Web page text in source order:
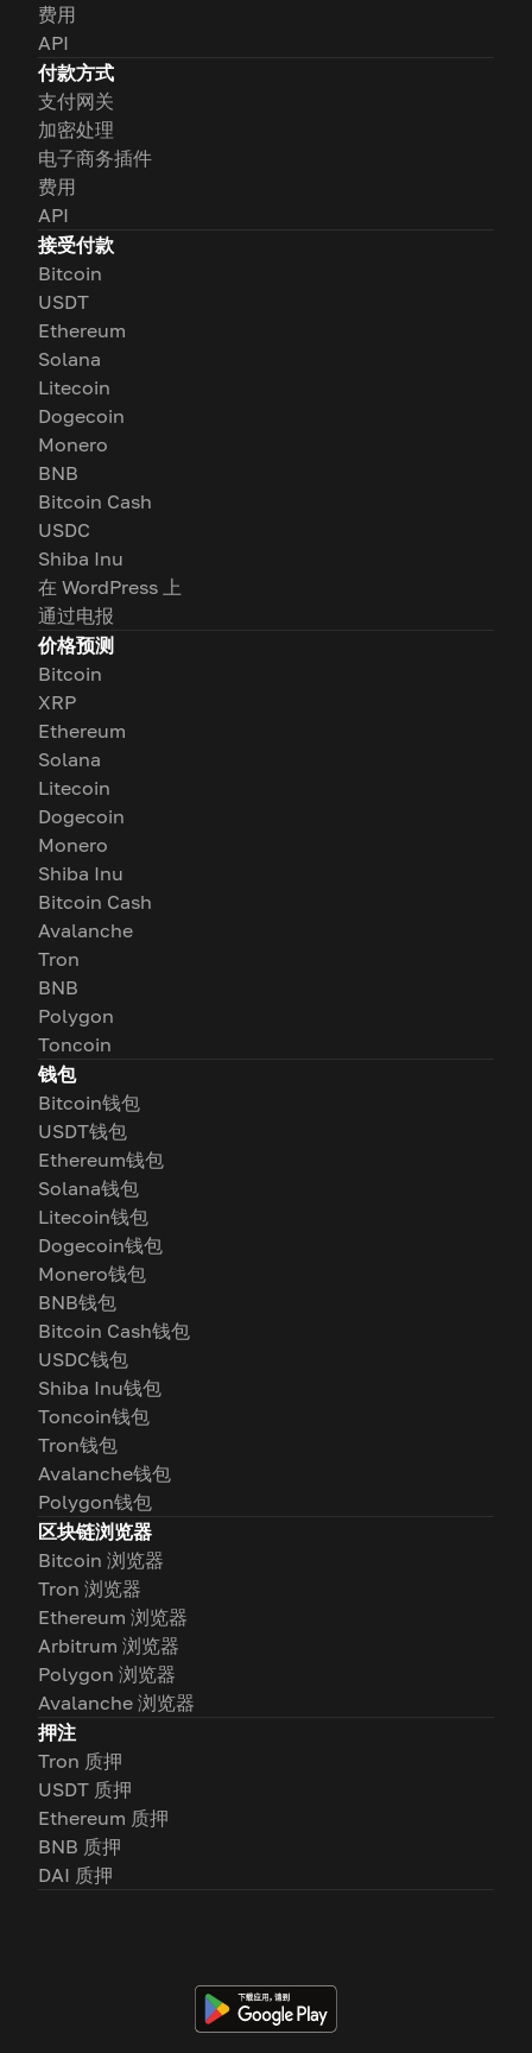
费用
API
付款方式
支付网关
加密处理
电子商务插件
费用
API
接受付款
Bitcoin
USDT
Ethereum
Solana
Litecoin
Dogecoin
Monero
BNB
Bitcoin Cash
USDC
Shiba Inu
在 WordPress 上
通过电报
价格预测
Bitcoin
XRP
Ethereum
Solana
Litecoin
Dogecoin
Monero
Shiba Inu
Bitcoin Cash
Avalanche
Tron
BNB
Polygon
Toncoin
钱包
Bitcoin钱包
USDT钱包
Ethereum钱包
Solana钱包
Litecoin钱包
Dogecoin钱包
Monero钱包
BNB钱包
Bitcoin Cash钱包
USDC钱包
Shiba Inu钱包
Toncoin钱包
Tron钱包
Avalanche钱包
Polygon钱包
区块链浏览器
Bitcoin 浏览器
Tron 浏览器
Ethereum 浏览器
Arbitrum 浏览器
Polygon 浏览器
Avalanche 浏览器
押注
Tron 质押
USDT 质押
Ethereum 质押
BNB 质押
DAI 质押